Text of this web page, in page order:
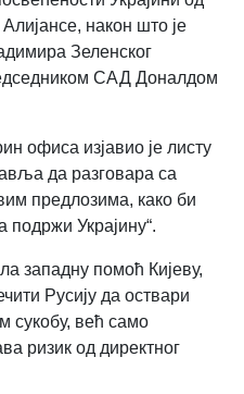
након што је
Зеленског
САД Доналдом
офиса изјавио је листу
да разговара са
предлозима, како би
подржи Украјину“.
западну помоћ Кијеву,
Русију да оствари
сукобу, већ само
ризик од директног